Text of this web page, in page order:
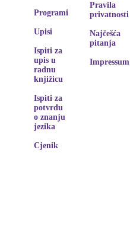
Programi
Upisi
Ispiti za
upis u
radnu
knjižicu
Ispiti za
potvrdu
o znanju
jezika
Cjenik
Pravila
privatnosti
Najčešća
pitanja
Impressum